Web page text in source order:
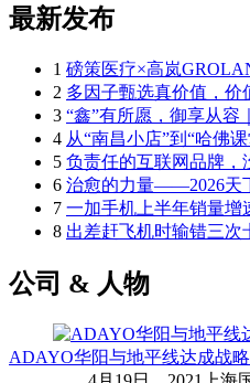
最新发布
1 磅策医疗×高岚
2 多因子甄选真价值，价
3 “鑫”有所愿，御享从容
4 从“南昌小店”到“哈佛
5 负责任的互联网品牌，
6 治愈的力量——2026天
7 一加手机上半年销量增
8 出差赶飞机时输错三次
公司 & 人物
ADAYO华阳与地平线达成战